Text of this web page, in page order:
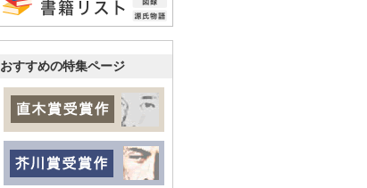
おすすめの特集ページ